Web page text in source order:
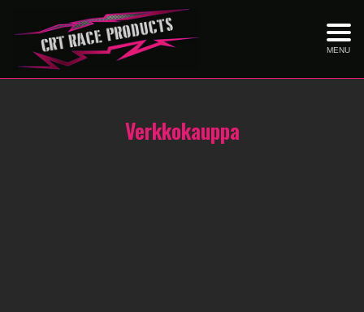
MENU
Verkkokauppa